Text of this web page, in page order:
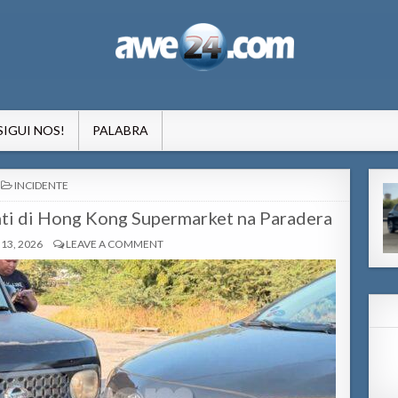
NOS! PALABRA
POSTED
IN
INCIDENTE
di Hong Kong Supermarket na Paradera
2026 LEAVE A COMMENT